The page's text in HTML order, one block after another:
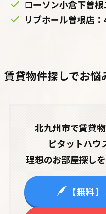
ローソン小倉下曽
リブホール曽根店
賃貸物件探しでお悩
北九州市で賃貸
ピタットハウ
理想のお部屋探し
【無料